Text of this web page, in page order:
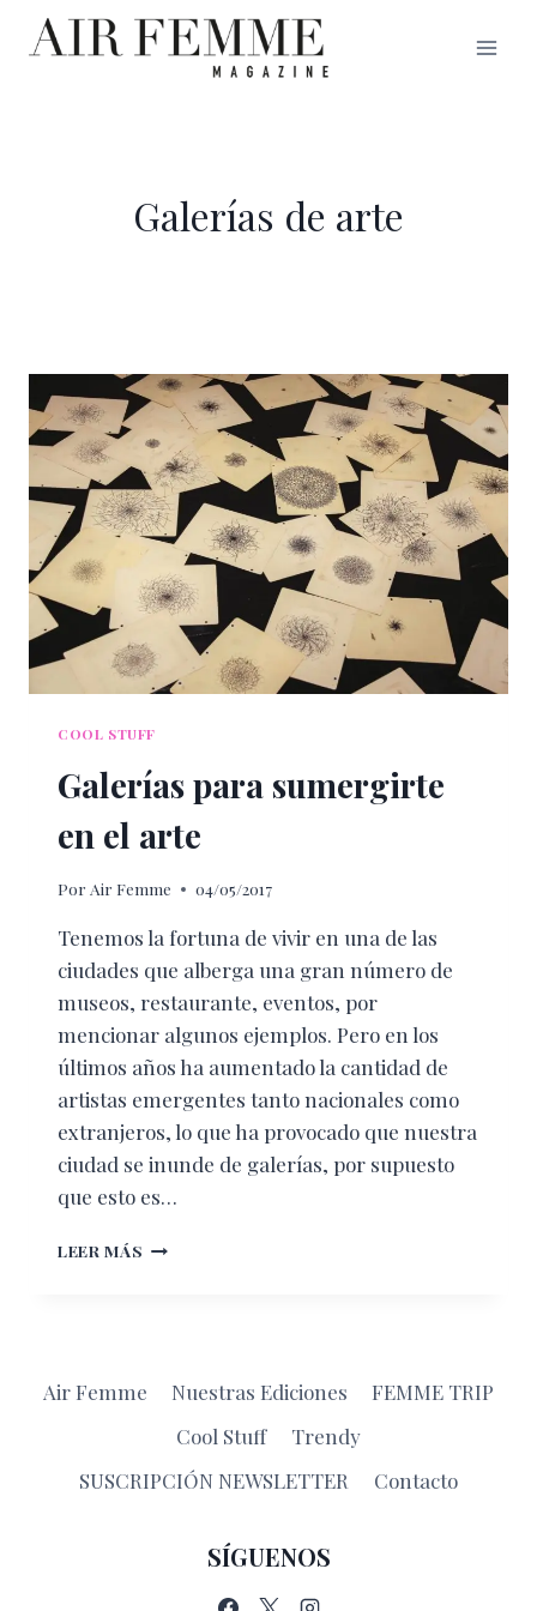
Saltar
Galerías de arte
COOL STUFF
Galerías para sumergirte
en el arte
Por Air Femme 04/05/2017
Tenemos la fortuna de vivir en una de las
ciudades que alberga una gran número de
museos, restaurante, eventos, por
mencionar algunos ejemplos. Pero en los
últimos años ha aumentado la cantidad de
artistas emergentes tanto nacionales como
extranjeros, lo que ha provocado que nuestra
ciudad se inunde de galerías, por supuesto
que esto es…
LEER MÁS GALERÍAS
Air Femme Nuestras Ediciones
FEMME TRIP
Cool Stuff
Trendy
SUSCRIPCIÓN NEWSLETTER
Contacto
SÍGUENOS